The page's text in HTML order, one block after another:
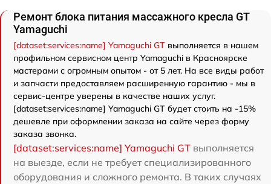
Ремонт блока питания массажного кресла GT
Yamaguchi
[dataset:services:name] Yamaguchi GT выполняется в нашем
профильном сервисном центр Yamaguchi в Красноярске
мастерами с огромным опытом - от 5 лет. На все виды работ
и запчасти предоставляем расширенную гарантию - мы в
сервис-центре уверены в качестве наших услуг.
[dataset:services:name] Yamaguchi GT будет стоить на -15%
дешевле при оформлении заказа на сайте через форму
заказа звонка.
[dataset:services:name] Yamaguchi GT выполняется
на выезде, если не требует специализированного
оборудования и сложного ремонта. В таких случаях